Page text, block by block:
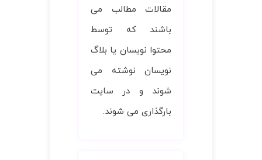
مقالات مطالب می
باشند که توسط
محتوا نویسان یا بلاگ
نویسان نوشته می
شوند و در سایت
بارگذاری می شوند.